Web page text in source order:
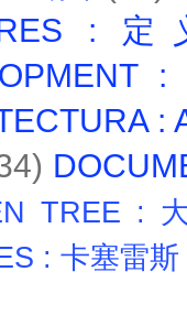
:
:
TREE :
: 卡塞雷斯